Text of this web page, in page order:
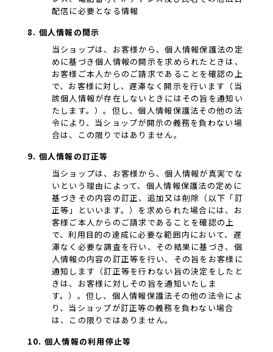
配信に必要となる情報
8. 個人情報の開示
当ショップは、お客様から、個人情報保護法の定
めに基づき個人情報の開示を求められたときは、
お客様ご本人からのご請求であることを確認の上
で、お客様に対し、遅滞なく開示を行います（当
該個人情報が存在しないときにはその旨を通知い
たします。）。但し、個人情報保護法その他の法
令により、当ショップが開示の義務を負わない場
合は、この限りではありません。
9. 個人情報の訂正等
当ショップは、お客様から、個人情報が真実でな
いという理由によって、個人情報保護法の定めに
基づきその内容の訂正、追加又は削除（以下「訂
正等」といいます。）を求められた場合には、お
客様ご本人からのご請求であることを確認の上
で、利用目的の達成に必要な範囲内において、遅
滞なく必要な調査を行い、その結果に基づき、個
人情報の内容の訂正等を行い、その旨をお客様に
通知します（訂正等を行わない旨の決定をしたと
きは、お客様に対しその旨を通知いたしま
す。）。但し、個人情報保護法その他の法令によ
り、当ショップが訂正等の義務を負わない場合
は、この限りではありません。
10. 個人情報の利用停止等